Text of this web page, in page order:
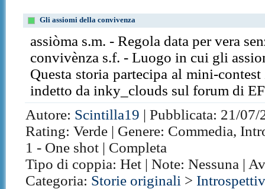
Gli assiomi della convivenza
assiòma s.m. - Regola data per vera
convivènza s.f. - Luogo in cui gli
Questa storia partecipa al mini-contest
indetto da inky_clouds sul forum di
Autore: Scintilla19 | Pubblicata: 21/
Rating: Verde | Genere: Commedia,
1 - One shot | Completa
Tipo di coppia: Het | Note: Nessuna |
Categoria: Storie originali >